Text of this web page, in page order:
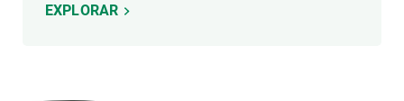
EXPLORAR